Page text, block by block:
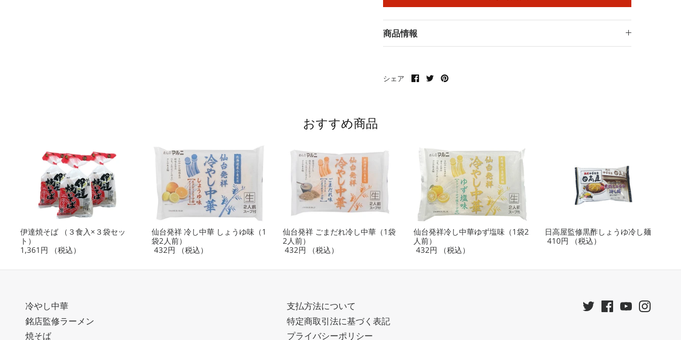
商品情報
シェア Facebook
で
Twitter
Pin
おすすめ商品
伊達焼そば （３食入×３袋セッ
ト）
1,361円
（税込）
仙台発祥 冷し中華 しょうゆ味（1
袋2人前）
432円
（税込）
仙台発祥 ごまだれ冷し中華（1袋
2人前）
432円
（税込）
仙台発祥冷し中華ゆず塩味（1袋2
人前）
432円
（税込）
日高屋監修黒酢しょうゆ冷し麺
410円
（税込）
冷やし中華
銘店監修ラーメン
焼そば
支払方法について
特定商取引法に基づく表記
プライバシーポリシー